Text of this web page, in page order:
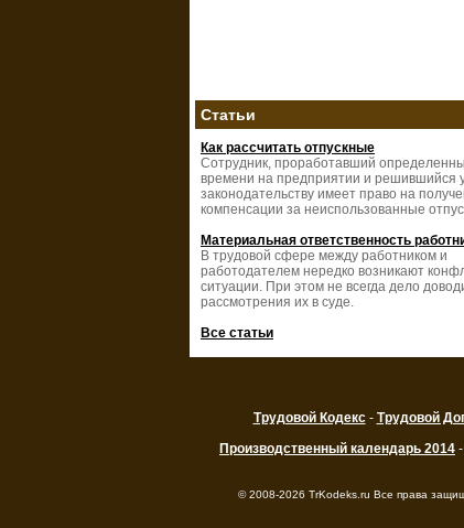
Статьи
Как рассчитать отпускные
Сотрудник, проработавший
времени на предприятии и решившийся
законодательству имеет право на
компенсации за неиспользованные
Материальная ответственность
В трудовой сфере между работником и
работодателем нередко возникают
ситуации. При этом не всегда дело
рассмотрения их в суде.
Все статьи
Трудовой Кодекс- Трудовой
Производственный календарь 2014 -
© 2008-2026 TrKodeks.ru Все права